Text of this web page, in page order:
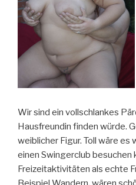
Wir sind ein vollschlankes
Hausfreundin finden würde.
weiblicher Figur. Toll wäre es
einen Swingerclub besuchen
Freizeitaktivitäten als echte